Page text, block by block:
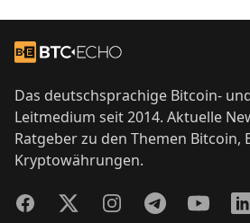
Zur Startseite
Das deutschsprachige Bitcoin-
Leitmedium seit 2014. Aktuelle
Ratgeber zu den Themen Bitcoin,
Kryptowährungen.
FacebookTwitterInstagramTelegramYouTube